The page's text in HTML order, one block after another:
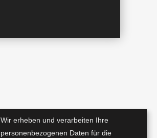
Wir erheben und verarbeiten Ihre
personenbezogenen Daten für die